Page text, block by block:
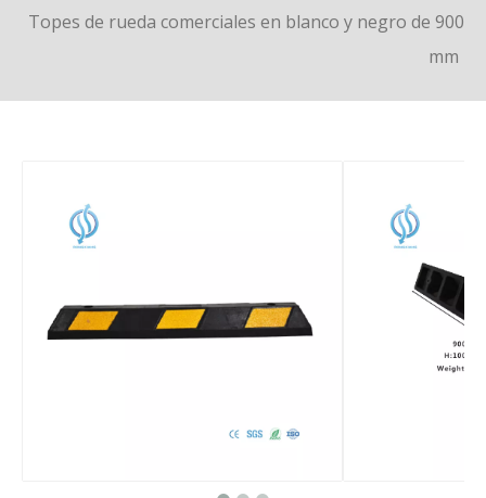
Topes de rueda comerciales en blanco y negro de 900
mm